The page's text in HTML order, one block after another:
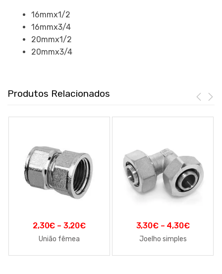
16mmx1/2
16mmx3/4
20mmx1/2
20mmx3/4
Produtos Relacionados
2,30€ – 3,20€
União fêmea
3,30€– 4,30€
Joelho simples